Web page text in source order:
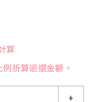
算
折算退還金額。
+